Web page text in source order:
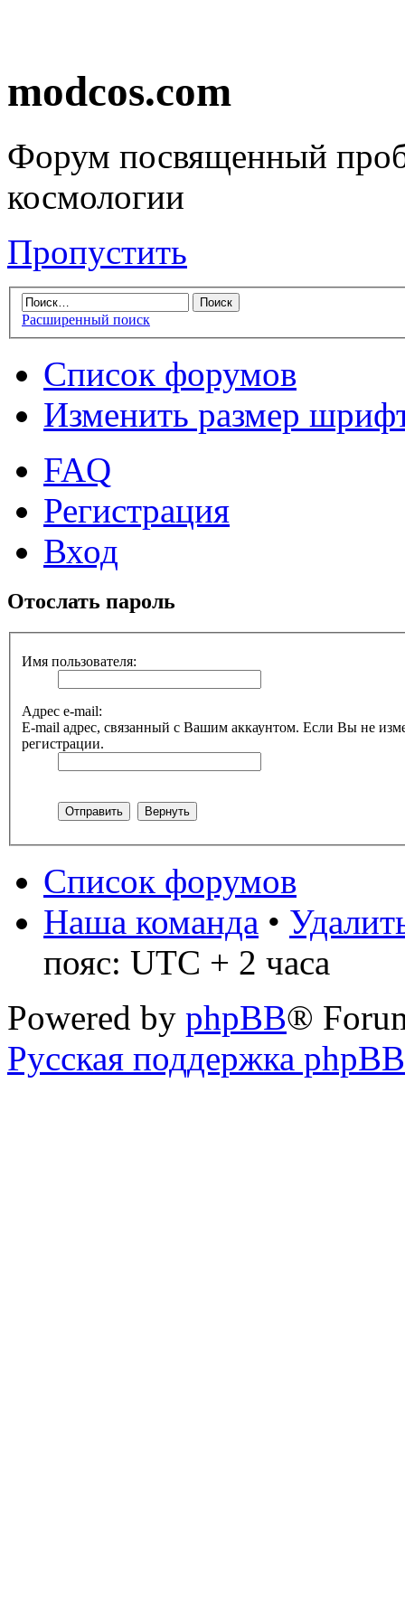
modcos.com
Форум посвященный
космологии
Пропустить
Расширенный поиск
Список форумов
Изменить размер
FAQ
Регистрация
Вход
Отослать пароль
Имя пользователя:
Адрес e-mail:
E-mail адрес, связанный с Вашим аккаунтом. Если Вы не
регистрации.
Список форумов
Наша команда •
пояс: UTC + 2 часа
Powered by phpBB®
Русская поддержка phpBB